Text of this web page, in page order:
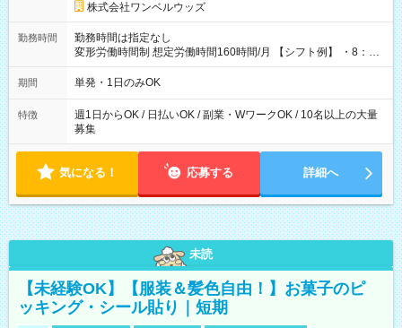
株式会社ワンベルウッズ
勤務時間
勤務時間は指定なし
変形労働時間制 想定労働時間160時間/月 【シフト例】 ・8：00
～21：00
期間 単発・1日のみOK
特徴
週1日からOK / 日払いOK / 副業・WワークOK / 10名以上の大量
募集
気になる！ 応募する 詳細へ
未読
【未経験OK】【服装＆髪色自由！】お菓子のピ
ッキング・シール貼り｜短期